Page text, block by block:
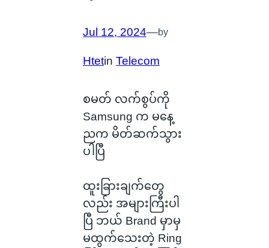
Jul 12, 2024—by
Htetin Telecom
စမတ် လက်စွပ်ကို
Samsung က မနေ့
ညက မိတ်ဆက်သွား
ပါပြီ
ထူးခြားချက်တွေ
လည်း အများကြီးပါ
ပြီ ဘယ် Brand မှာမှ
မထွက်သေးတဲ့ Ring